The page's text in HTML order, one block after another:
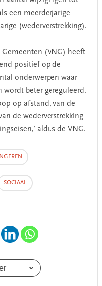
een meerderjarige
(wederverstrekking).
Gemeenten (VNG) heeft
positief op de
onderwerpen waar
wordt beter gereguleerd.
op afstand, van de
de wederverstrekking
aldus de VNG.
SOCIAAL